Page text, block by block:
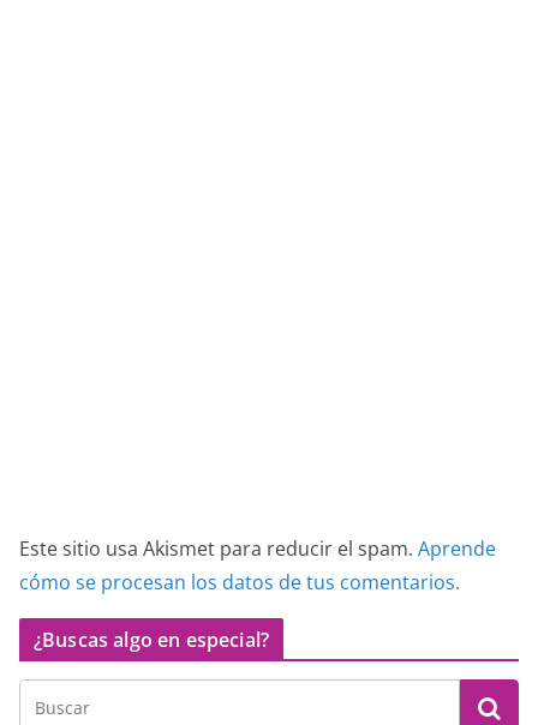
Este sitio usa Akismet para reducir el spam. Aprende
cómo se procesan los datos de tus comentarios.
¿Buscas algo en especial?